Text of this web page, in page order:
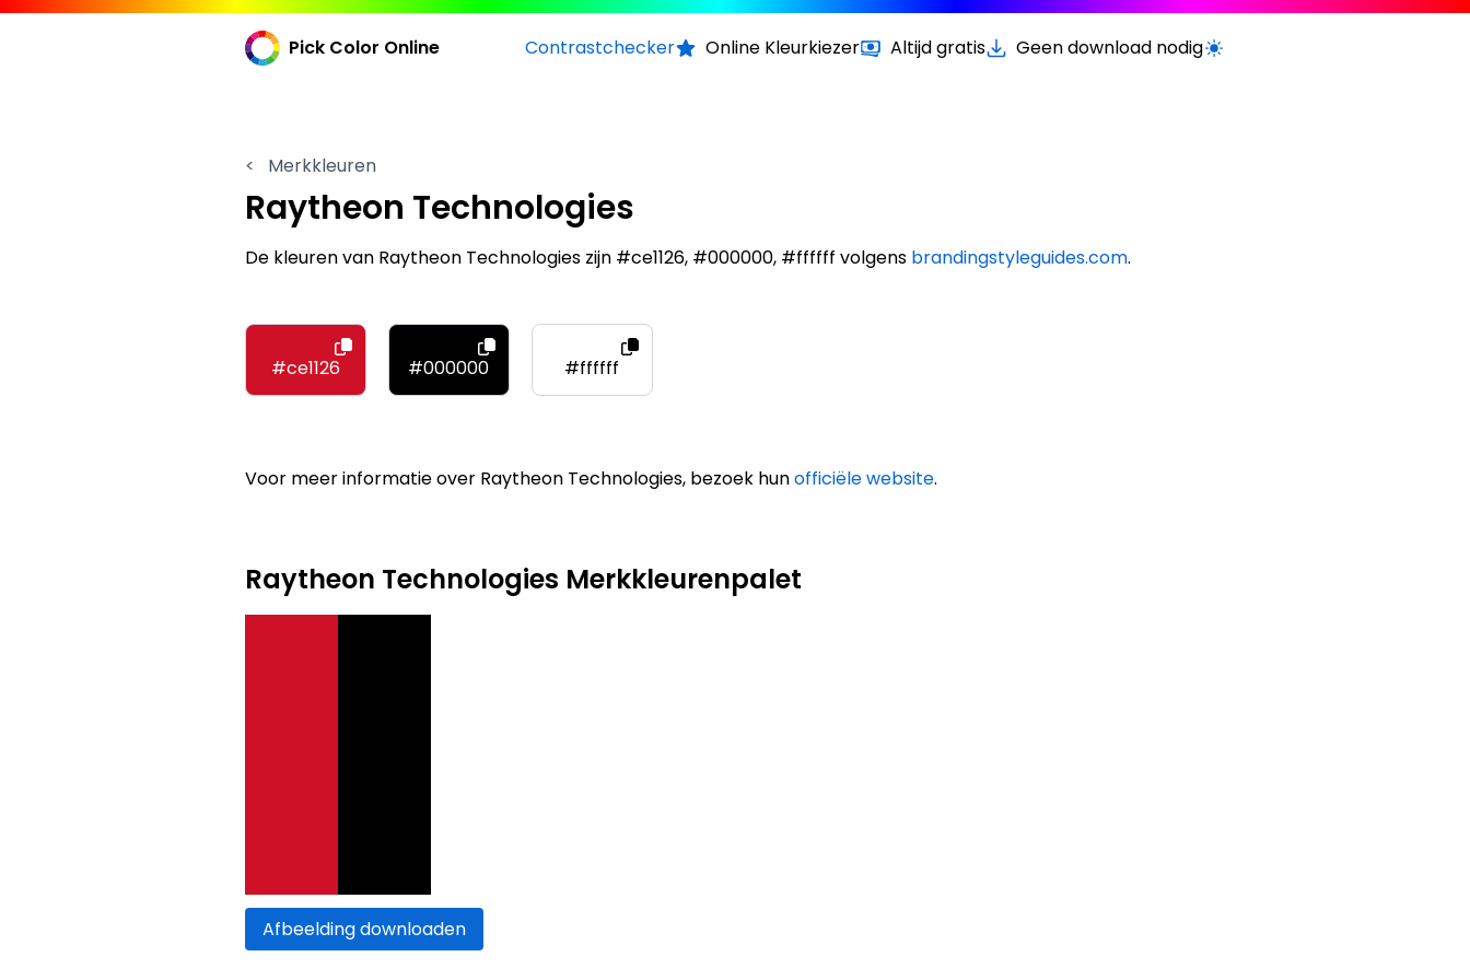
Pick Color Online Contrastchecker Online Kleurkiezer Altijd gratis Geen download nodigSchakel licht/donker modus
< Merkkleuren
Raytheon Technologies
De kleuren van Raytheon Technologies zijn #ce1126, #000000, #ffffff volgens brandingstyleguides.com.
#ce1126 #000000 #ffffff
Voor meer informatie over Raytheon Technologies, bezoek hunofficiële website.
Raytheon Technologies Merkkleurenpalet
Afbeelding downloaden